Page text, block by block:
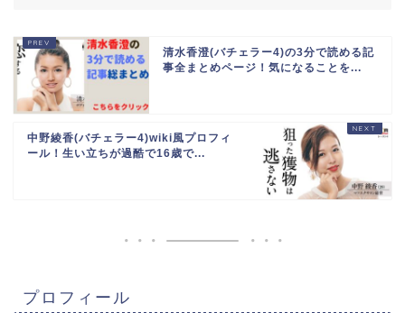
清水香澄(バチェラー4)の3分で読める記
事全まとめページ！気になることを...
中野綾香(バチェラー4)wiki風プロフィ
ール！生い立ちが過酷で16歳で...
プロフィール